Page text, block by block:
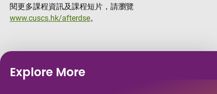
閱更多課程資訊及課程短片，請瀏覽
www.cuscs.hk/afterdse。
Explore More